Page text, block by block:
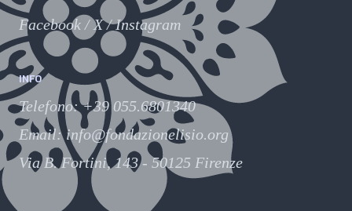
Facebook /X/Instagram
INFO
Telefono:+39 055.6801340
Email:info@fondazionelisio.org
Via B. Fortini, 143 - 50125 Firenze